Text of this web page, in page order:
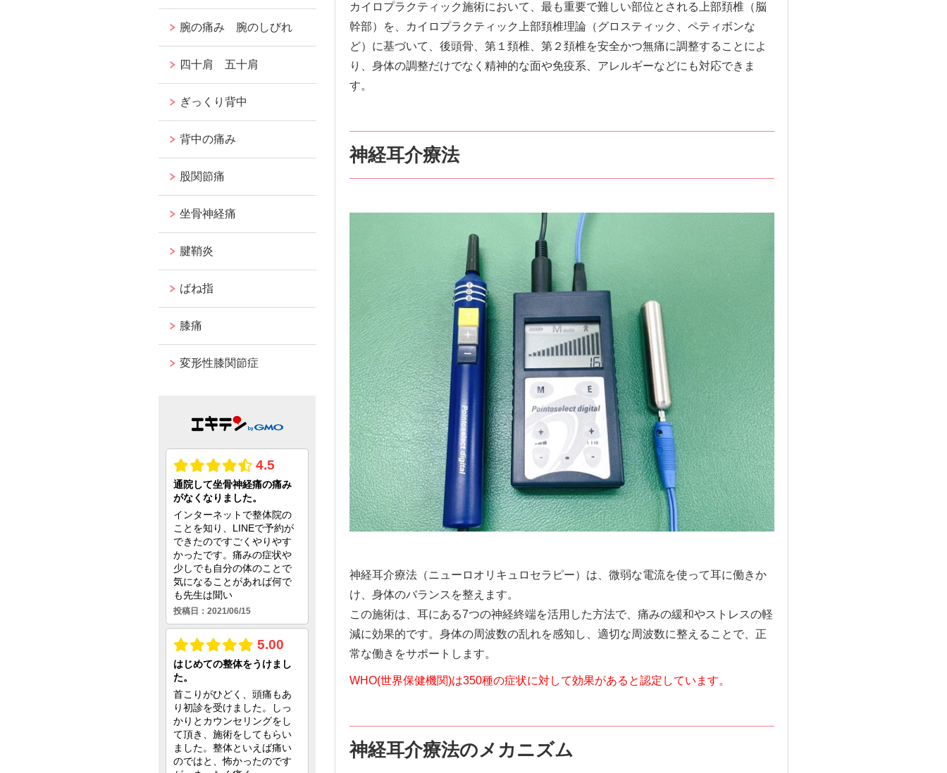
カイロプラクティック施術において、最も重要で難しい部位とされる上部頚椎（脳
幹部）を、カイロプラクティック上部頚椎理論（グロスティック、ペティボンな
ど）に基づいて、後頭骨、第１頚椎、第２頚椎を安全かつ無痛に調整することによ
り、身体の調整だけでなく精神的な面や免疫系、アレルギーなどにも対応できま
す。
神経耳介療法
神経耳介療法（ニューロオリキュロセラピー）は、微弱な電流を使って耳に働きか
け、身体のバランスを整えます。
この施術は、耳にある7つの神経終端を活用した方法で、痛みの緩和やストレスの軽
減に効果的です。身体の周波数の乱れを感知し、適切な周波数に整えることで、正
常な働きをサポートします。
WHO(世界保健機関)は350種の症状に対して効果があると認定しています。
神経耳介療法のメカニズム
腕の痛み 腕のしびれ
四十肩 五十肩
ぎっくり背中
背中の痛み
股関節痛
坐骨神経痛
腱鞘炎
ばね指
膝痛
変形性膝関節症